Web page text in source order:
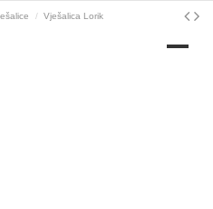
Vješalica Lorik